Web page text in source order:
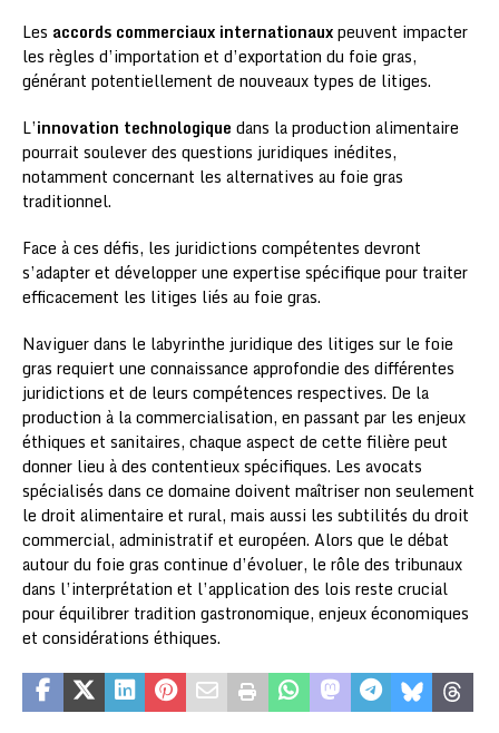
Les accords commerciaux internationauxpeuvent impacter
les règles d’importation et d’exportation du foie gras,
générant potentiellement de nouveaux types de litiges.
L’innovation technologique dans la production alimentaire
pourrait soulever des questions juridiques inédites,
notamment concernant les alternatives au foie gras
traditionnel.
Face à ces défis, les juridictions compétentes devront
s’adapter et développer une expertise spécifique pour traiter
efficacement les litiges liés au foie gras.
Naviguer dans le labyrinthe juridique des litiges sur le foie
gras requiert une connaissance approfondie des différentes
juridictions et de leurs compétences respectives. De la
production à la commercialisation, en passant par les enjeux
éthiques et sanitaires, chaque aspect de cette filière peut
donner lieu à des contentieux spécifiques. Les avocats
spécialisés dans ce domaine doivent maîtriser non seulement
le droit alimentaire et rural, mais aussi les subtilités du droit
commercial, administratif et européen. Alors que le débat
autour du foie gras continue d’évoluer, le rôle des tribunaux
dans l’interprétation et l’application des lois reste crucial
pour équilibrer tradition gastronomique, enjeux économiques
et considérations éthiques.